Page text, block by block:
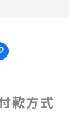
款方式